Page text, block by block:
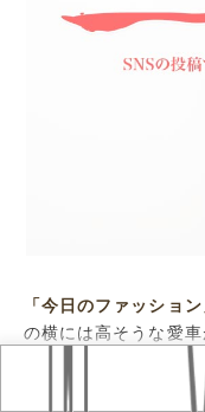
「今日のファッション
の横には高そうな愛
ヘアがキマッて嬉しい
上半身の写真には洗